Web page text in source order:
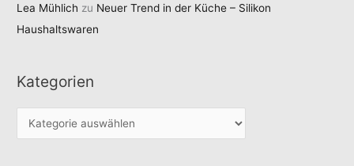
Lea Mühlich zu Neuer Trend in der Küche – Silikon
Haushaltswaren
Kategorien
a